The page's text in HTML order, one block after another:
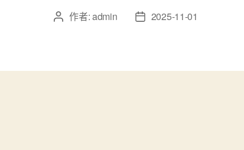
文 作者:admin
文
日
2025-11-01